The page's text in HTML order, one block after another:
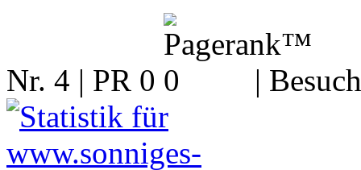
Nr. 4 | PR 0 |